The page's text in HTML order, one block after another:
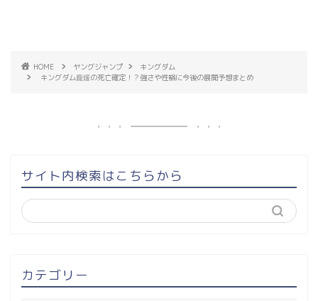
HOME ヤングジャンプ
キングダム
キングダム龐煖の死亡確定！？強さや性格に今後の展開予想まとめ
サイト内検索はこちらから
カテゴリー